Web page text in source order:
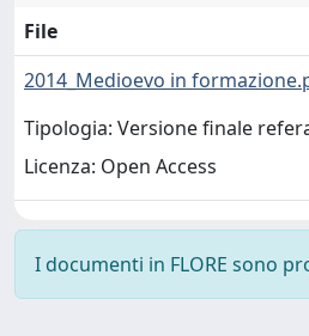
File
2014_Medioevo in
Tipologia: Versione finale
Licenza: Open Access
I documenti in FLORE sono